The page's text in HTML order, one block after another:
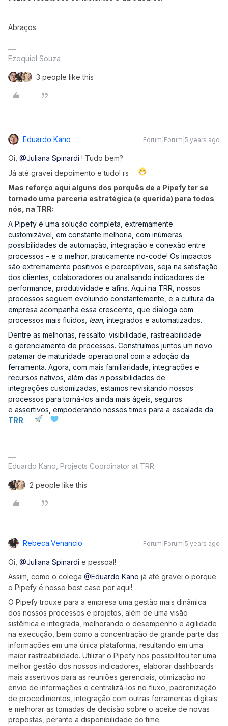
Abraços
Ezequiel Souza
3 people like this
Eduardo Kano Forum|Forum|5 years ago
Oi, @Juliana Spinardi ! Tudo bem?
Já até gravei depoimento e tudo! rs
Mas reforço aqui alguns dos porquês de a Pipefy ter se
tornado uma parceria estratégica (e querida) para todos
nós, na TRR:
A Pipefy é uma solução completa, extremamente
customizável, em constante melhoria, com inúmeras
possibilidades de automação, integração e conexão entre
processos – e o melhor, praticamente no-code! Os impactos
são extremamente positivos e perceptíveis, seja na satisfação
dos clientes, colaboradores ou analisando indicadores de
performance, produtividade e afins. Aqui na TRR, nossos
processos seguem evoluindo constantemente, e a cultura da
empresa acompanha essa crescente, que dialoga com
processos mais fluídos, lean, integrados e automatizados.
Dentre as melhorias, ressalto: visibilidade, rastreabilidade
e gerenciamento de processos. Construímos juntos um novo
patamar de maturidade operacional com a adoção da
ferramenta. Agora, com mais familiaridade, integrações e
recursos nativos, além das npossibilidades de
integrações customizadas, estamos revisitando nossos
processos para torná-los ainda mais ágeis, seguros
e assertivos, empoderando nossos times para a escalada da
TRR.
Eduardo Kano, Projects Coordinator at TRR.
2 people like this
Rebeca.venancio Forum|Forum|5 years ago
Oi, @Juliana Spinardi e pessoal!
Assim, como o colega @Eduardo Kano já até gravei o porque
o Pipefy é nosso best case por aqui!
O Pipefy trouxe para a empresa uma gestão mais dinâmica
dos nossos processos e projetos, além de uma visão
sistêmica e integrada, melhorando o desempenho e agilidade
na execução, bem como a concentração de grande parte das
informações em uma única plataforma, resultando em uma
maior rastreabilidade. Utilizar o Pipefy nos possibilitou ter uma
melhor gestão dos nossos indicadores, elaborar dashboards
mais assertivos para as reuniões gerenciais, otimização no
envio de informações e centralizá-los no fluxo, padronização
de procedimentos, integração com outras ferramentas digitais
e melhorar as tomadas de decisão sobre o aceite de novas
propostas, perante a disponibilidade do time.